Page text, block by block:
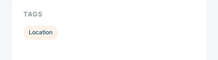
TAGS
Location